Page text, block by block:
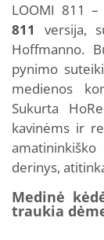
LOOMI 811
811
versija,
Hoffmanno.
pynimo
medienos
Sukurta
kavinėms ir
derinys,
Medinė
traukia